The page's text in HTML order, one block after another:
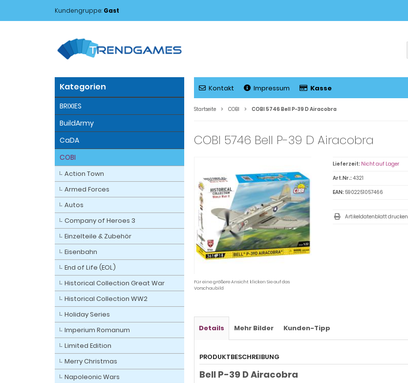
Kundengruppe: Gast
Kontakt Impressum Kasse
Startseite COBI COBI 5746 Bell P-39 D Airacobra
COBI 5746 Bell P-39 D Airacobra
Für eine größere Ansicht klicken Sie auf das
Vorschaubild
Lieferzeit: Nicht auf Lager
Art.Nr.: 4321
EAN: 5902251057466
Artikeldatenblatt drucken
Details Mehr Bilder Kunden-Tipp
PRODUKTBESCHREIBUNG
Bell P-39 D Airacobra
Kategorien
BRIXIES
BuildArmy
CaDA
COBI
Action Town
Armed Forces
Autos
Company of Heroes 3
Einzelteile & Zubehör
Eisenbahn
End of Life (EOL)
Historical Collection Great War
Historical Collection WW2
Holiday Series
Imperium Romanum
Limited Edition
Merry Christmas
Napoleonic Wars